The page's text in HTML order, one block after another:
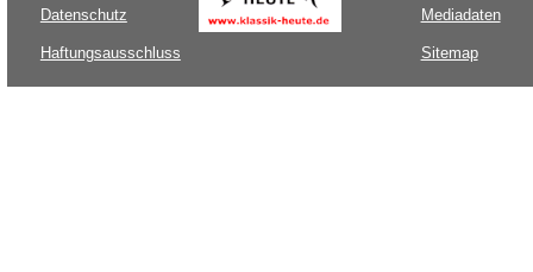
Datenschutz
Haftungsausschluss
Mediadaten
Sitemap